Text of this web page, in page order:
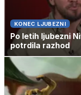
KONEC LJUBEZNI
Po letih ljubezni
potrdila razhod